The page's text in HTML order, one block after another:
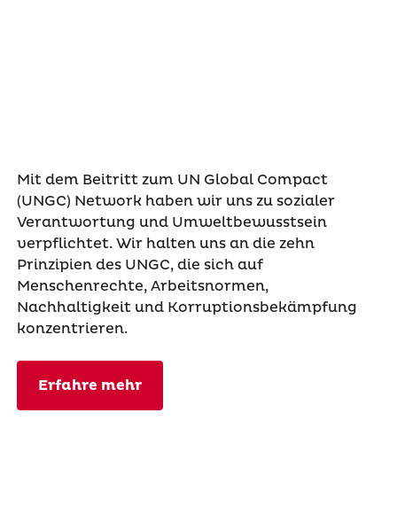
Mit dem Beitritt zum UN Global Compact
(UNGC) Network haben wir uns zu sozialer
Verantwortung und Umweltbewusstsein
verpflichtet. Wir halten uns an die zehn
Prinzipien des UNGC, die sich auf
Menschenrechte, Arbeitsnormen,
Nachhaltigkeit und Korruptionsbekämpfung
konzentrieren.
Erfahre mehr